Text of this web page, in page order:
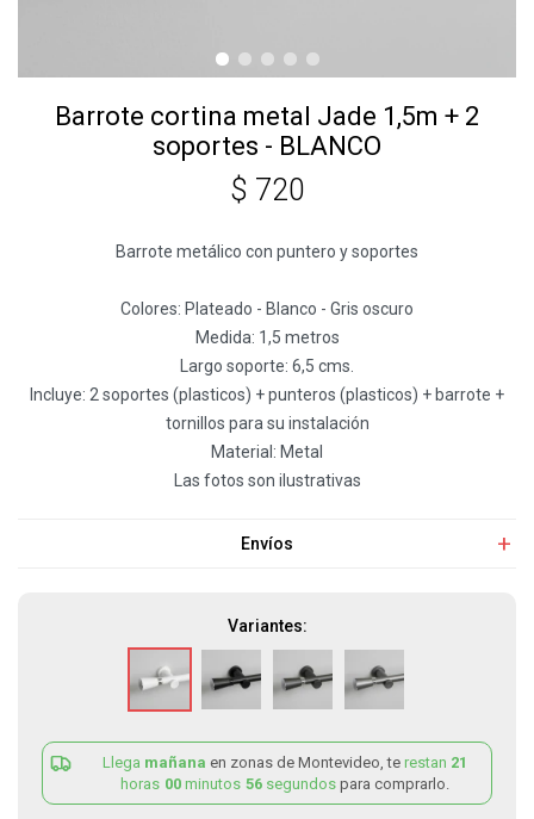
Barrote cortina metal Jade 1,5m + 2
soportes - BLANCO
$ 720
Barrote metálico con puntero y soportes
Colores: Plateado - Blanco - Gris oscuro
Medida: 1,5 metros
Largo soporte: 6,5 cms.
Incluye: 2 soportes (plasticos) + punteros (plasticos) + barrote +
tornillos para su instalación
Material: Metal
Las fotos son ilustrativas
Envíos
Variantes:
Llega mañana en zonas de Montevideo, te restan 21
horas 00 minutos 56 segundos para comprarlo.